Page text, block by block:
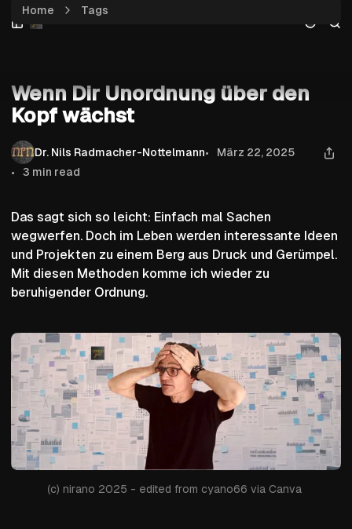
Skip
to
Skip
to
Skip
to
Wenn Dir Unordnung über den Kopf wächst
Home Tags
Wenn Dir Unordnung über den
Kopf wächst
Dr. Nils Radmacher-Nottelmann
März 22, 2025
3 min read
Das sagt sich so leicht: Einfach mal Sachen
wegwerfen. Doch im Leben werden interessante Ideen
und Projekten zu einem Berg aus Druck und Gerümpel.
Mit diesen Methoden komme ich wieder zu
beruhigender Ordnung.
(c) nirano 2025 - edited from cyano66 via Canva